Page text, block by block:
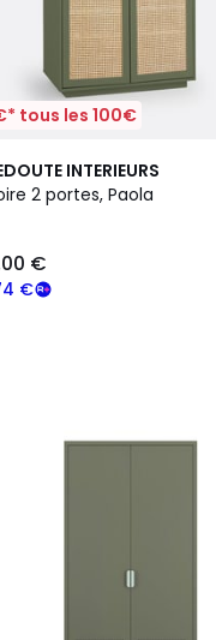
tous les 100€
INTERIEURS
2 portes, Paola
€
€